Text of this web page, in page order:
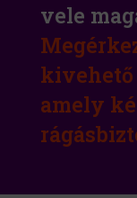
vele
kivehető
amely